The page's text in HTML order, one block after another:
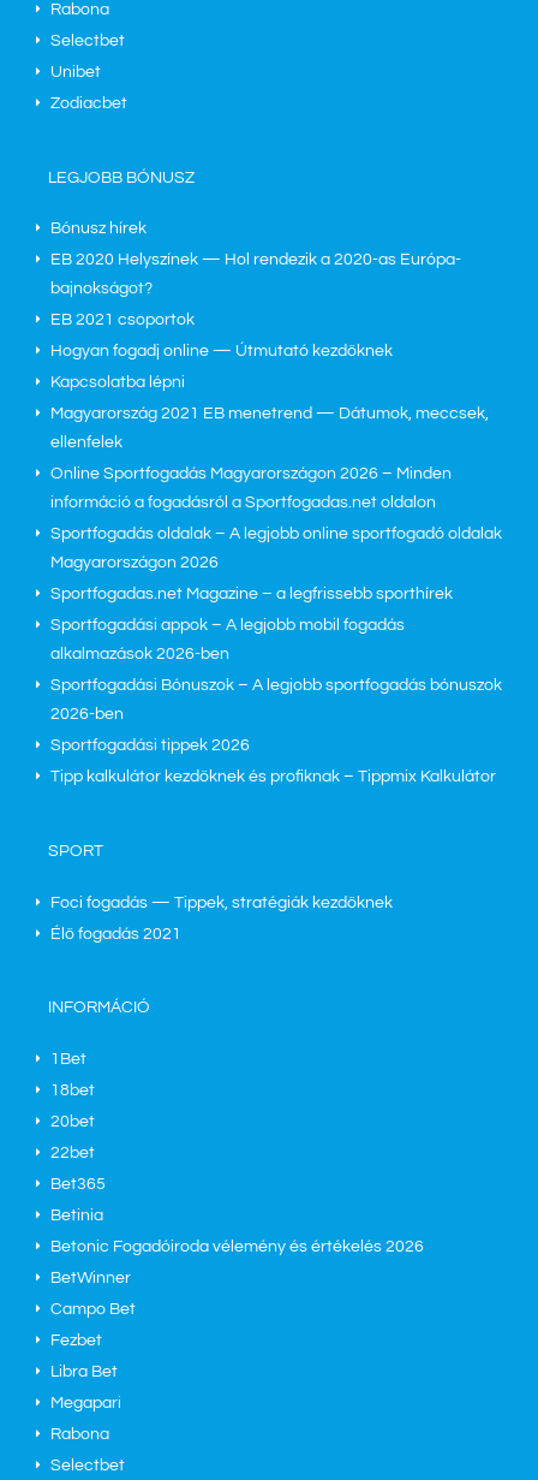
Rabona
Selectbet
Unibet
Zodiacbet
LEGJOBB BÓNUSZ
Bónusz hírek
EB 2020 Helyszínek — Hol rendezik a 2020-as Európa-
bajnokságot?
EB 2021 csoportok
Hogyan fogadj online — Útmutató kezdőknek
Kapcsolatba lépni
Magyarország 2021 EB menetrend — Dátumok, meccsek,
ellenfelek
Online Sportfogadás Magyarországon 2026 – Minden
információ a fogadásról a Sportfogadas.net oldalon
Sportfogadás oldalak – A legjobb online sportfogadó oldalak
Magyarországon 2026
Sportfogadas.net Magazine – a legfrissebb sporthírek
Sportfogadási appok – A legjobb mobil fogadás
alkalmazások 2026-ben
Sportfogadási Bónuszok – A legjobb sportfogadás bónuszok
2026-ben
Sportfogadási tippek 2026
Tipp kalkulátor kezdőknek és profiknak – Tippmix Kalkulátor
SPORT
Foci fogadás — Tippek, stratégiák kezdőknek
Élő fogadás 2021
INFORMÁCIÓ
1Bet
18bet
20bet
22bet
Bet365
Betinia
Betonic Fogadóiroda vélemény és értékelés 2026
BetWinner
Campo Bet
Fezbet
Libra Bet
Megapari
Rabona
Selectbet